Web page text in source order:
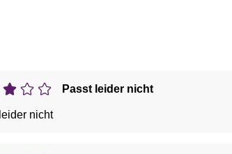
Passt leider nicht
nicht